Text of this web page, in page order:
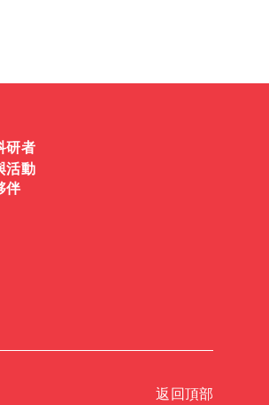
研者
活動
伴
返回頂部